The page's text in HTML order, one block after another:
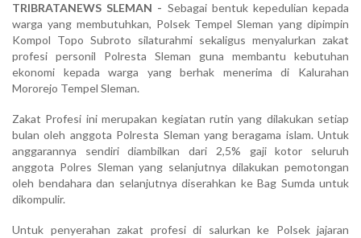
TRIBRATANEWS SLEMAN - Sebagai bentuk kepedulian kepada
warga yang membutuhkan, Polsek Tempel Sleman yang dipimpin
Kompol Topo Subroto silaturahmi sekaligus menyalurkan zakat
profesi personil Polresta Sleman guna membantu kebutuhan
ekonomi kepada warga yang berhak menerima di Kalurahan
Mororejo Tempel Sleman.
Zakat Profesi ini merupakan kegiatan rutin yang dilakukan setiap
bulan oleh anggota Polresta Sleman yang beragama islam. Untuk
anggarannya sendiri diambilkan dari 2,5% gaji kotor seluruh
anggota Polres Sleman yang selanjutnya dilakukan pemotongan
oleh bendahara dan selanjutnya diserahkan ke Bag Sumda untuk
dikompulir.
Untuk penyerahan zakat profesi di salurkan ke Polsek jajaran